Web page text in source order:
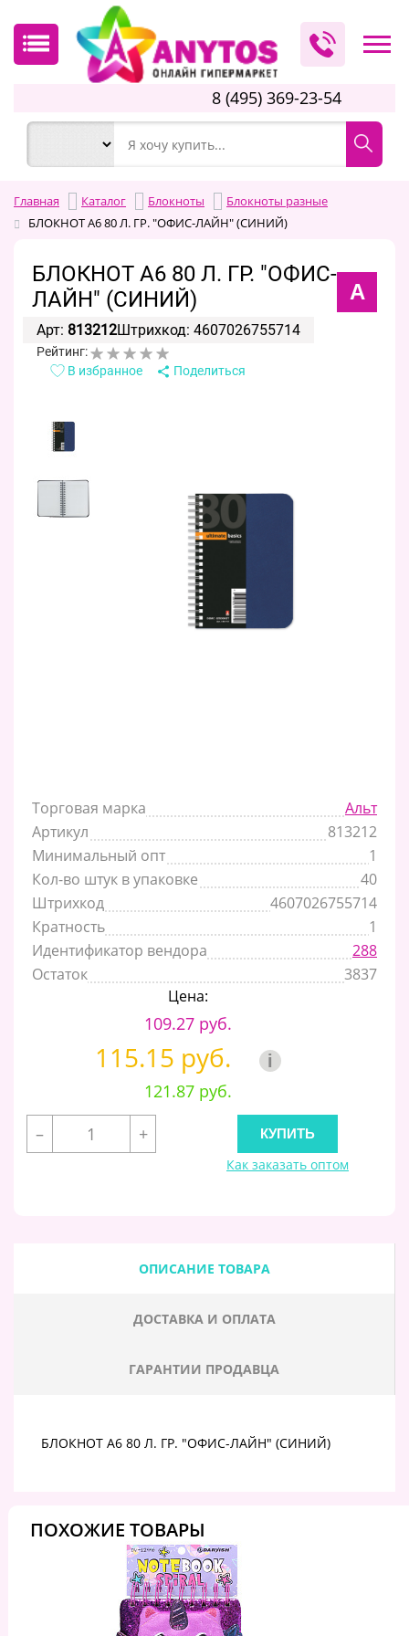
8 (495) 369-23-54
Главная Каталог Блокноты
Блокноты разные
БЛОКНОТ А6 80 Л. ГР. "ОФИС-ЛАЙН" (СИНИЙ)
БЛОКНОТ А6 80 Л. ГР. "ОФИС-
ЛАЙН" (СИНИЙ)
А
Арт: 813212Штрихкод: 4607026755714
Рейтинг:
В избранное
Поделиться
Торговая марка
Альт
Артикул
813212
Минимальный опт
1
Кол-во штук в упаковке
40
Штрихкод
4607026755714
Кратность
1
Идентификатор вендора
288
Остаток
3837
Цена:
109.27 руб.
115.15 руб. i
121.87 руб.
–
+
Как заказать оптом
ОПИСАНИЕ ТОВАРА
ДОСТАВКА И ОПЛАТА
ГАРАНТИИ ПРОДАВЦА
БЛОКНОТ А6 80 Л. ГР. "ОФИС-ЛАЙН" (СИНИЙ)
ПОХОЖИЕ ТОВАРЫ